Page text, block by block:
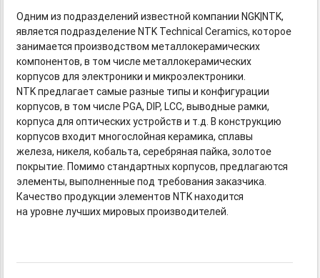
Одним из подразделений известной компании NGK|NTK,
является подразделение NTK Technical Ceramics, которое
занимается производством металлокерамических
компонентов, в том числе металлокерамических
корпусов для электроники и микроэлектроники.
NTK предлагает самые разные типы и конфигурации
корпусов, в том числе PGA, DIP, LCC, выводные рамки,
корпуса для оптических устройств и т.д. В конструкцию
корпусов входит многослойная керамика, сплавы
железа, никеля, кобальта, серебряная пайка, золотое
покрытие. Помимо стандартных корпусов, предлагаются
элементы, выполненные под требования заказчика.
Качество продукции элементов NTK находится
на уровне лучших мировых производителей.